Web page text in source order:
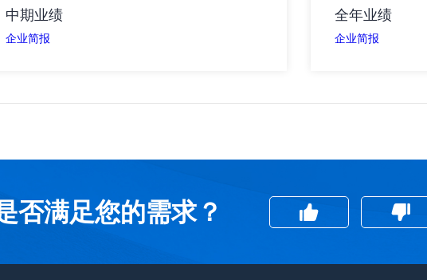
中期业绩
企业简报
全年业绩
企业简报
否满足您的需求？